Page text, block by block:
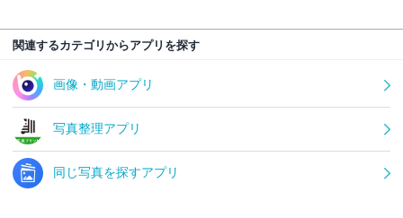
関連するカテゴリからアプリを探す
画像・動画アプリ
写真整理アプリ
同じ写真を探すアプリ